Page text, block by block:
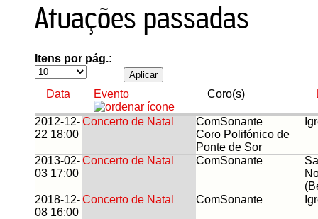
Atuações passadas
Itens por pág.:
Data Evento Coro(s)
2012-12-
22 18:00
Concerto de Natal
ComSonante
Coro Polifónico de
Ponte de Sor
2013-02-
03 17:00
Concerto de Natal ComSonante
2018-12-
08 16:00
Concerto de Natal ComSonante